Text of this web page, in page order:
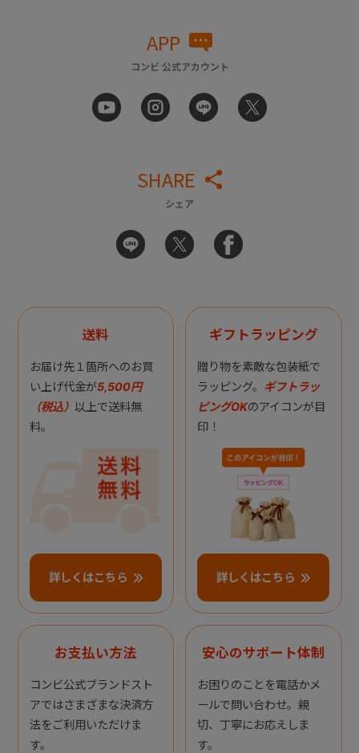
APP
コンビ 公式アカウント
SHARE
シェア
送料
お届け先１箇所へのお買
い上げ代金が5,500円
（税込） 以上で送料無
料。
詳しくはこちら
ギフトラッピング
贈り物を素敵な包装紙で
ラッピング。 ギフトラッ
ピングOKのアイコンが目
印！
詳しくはこちら
お支払い方法
コンビ公式ブランドスト
アではさまざまな決済方
法をご利用いただけま
す。
安心のサポート体制
お困りのことを電話かメ
ールで問い合わせ。親
切、丁寧にお応えしま
す。